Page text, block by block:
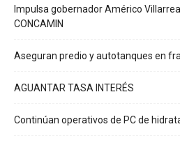
Impulsa gobernador Américo
CONCAMIN
Aseguran predio y autotanques en
AGUANTAR TASA INTERÉS
Continúan operativos de PC de